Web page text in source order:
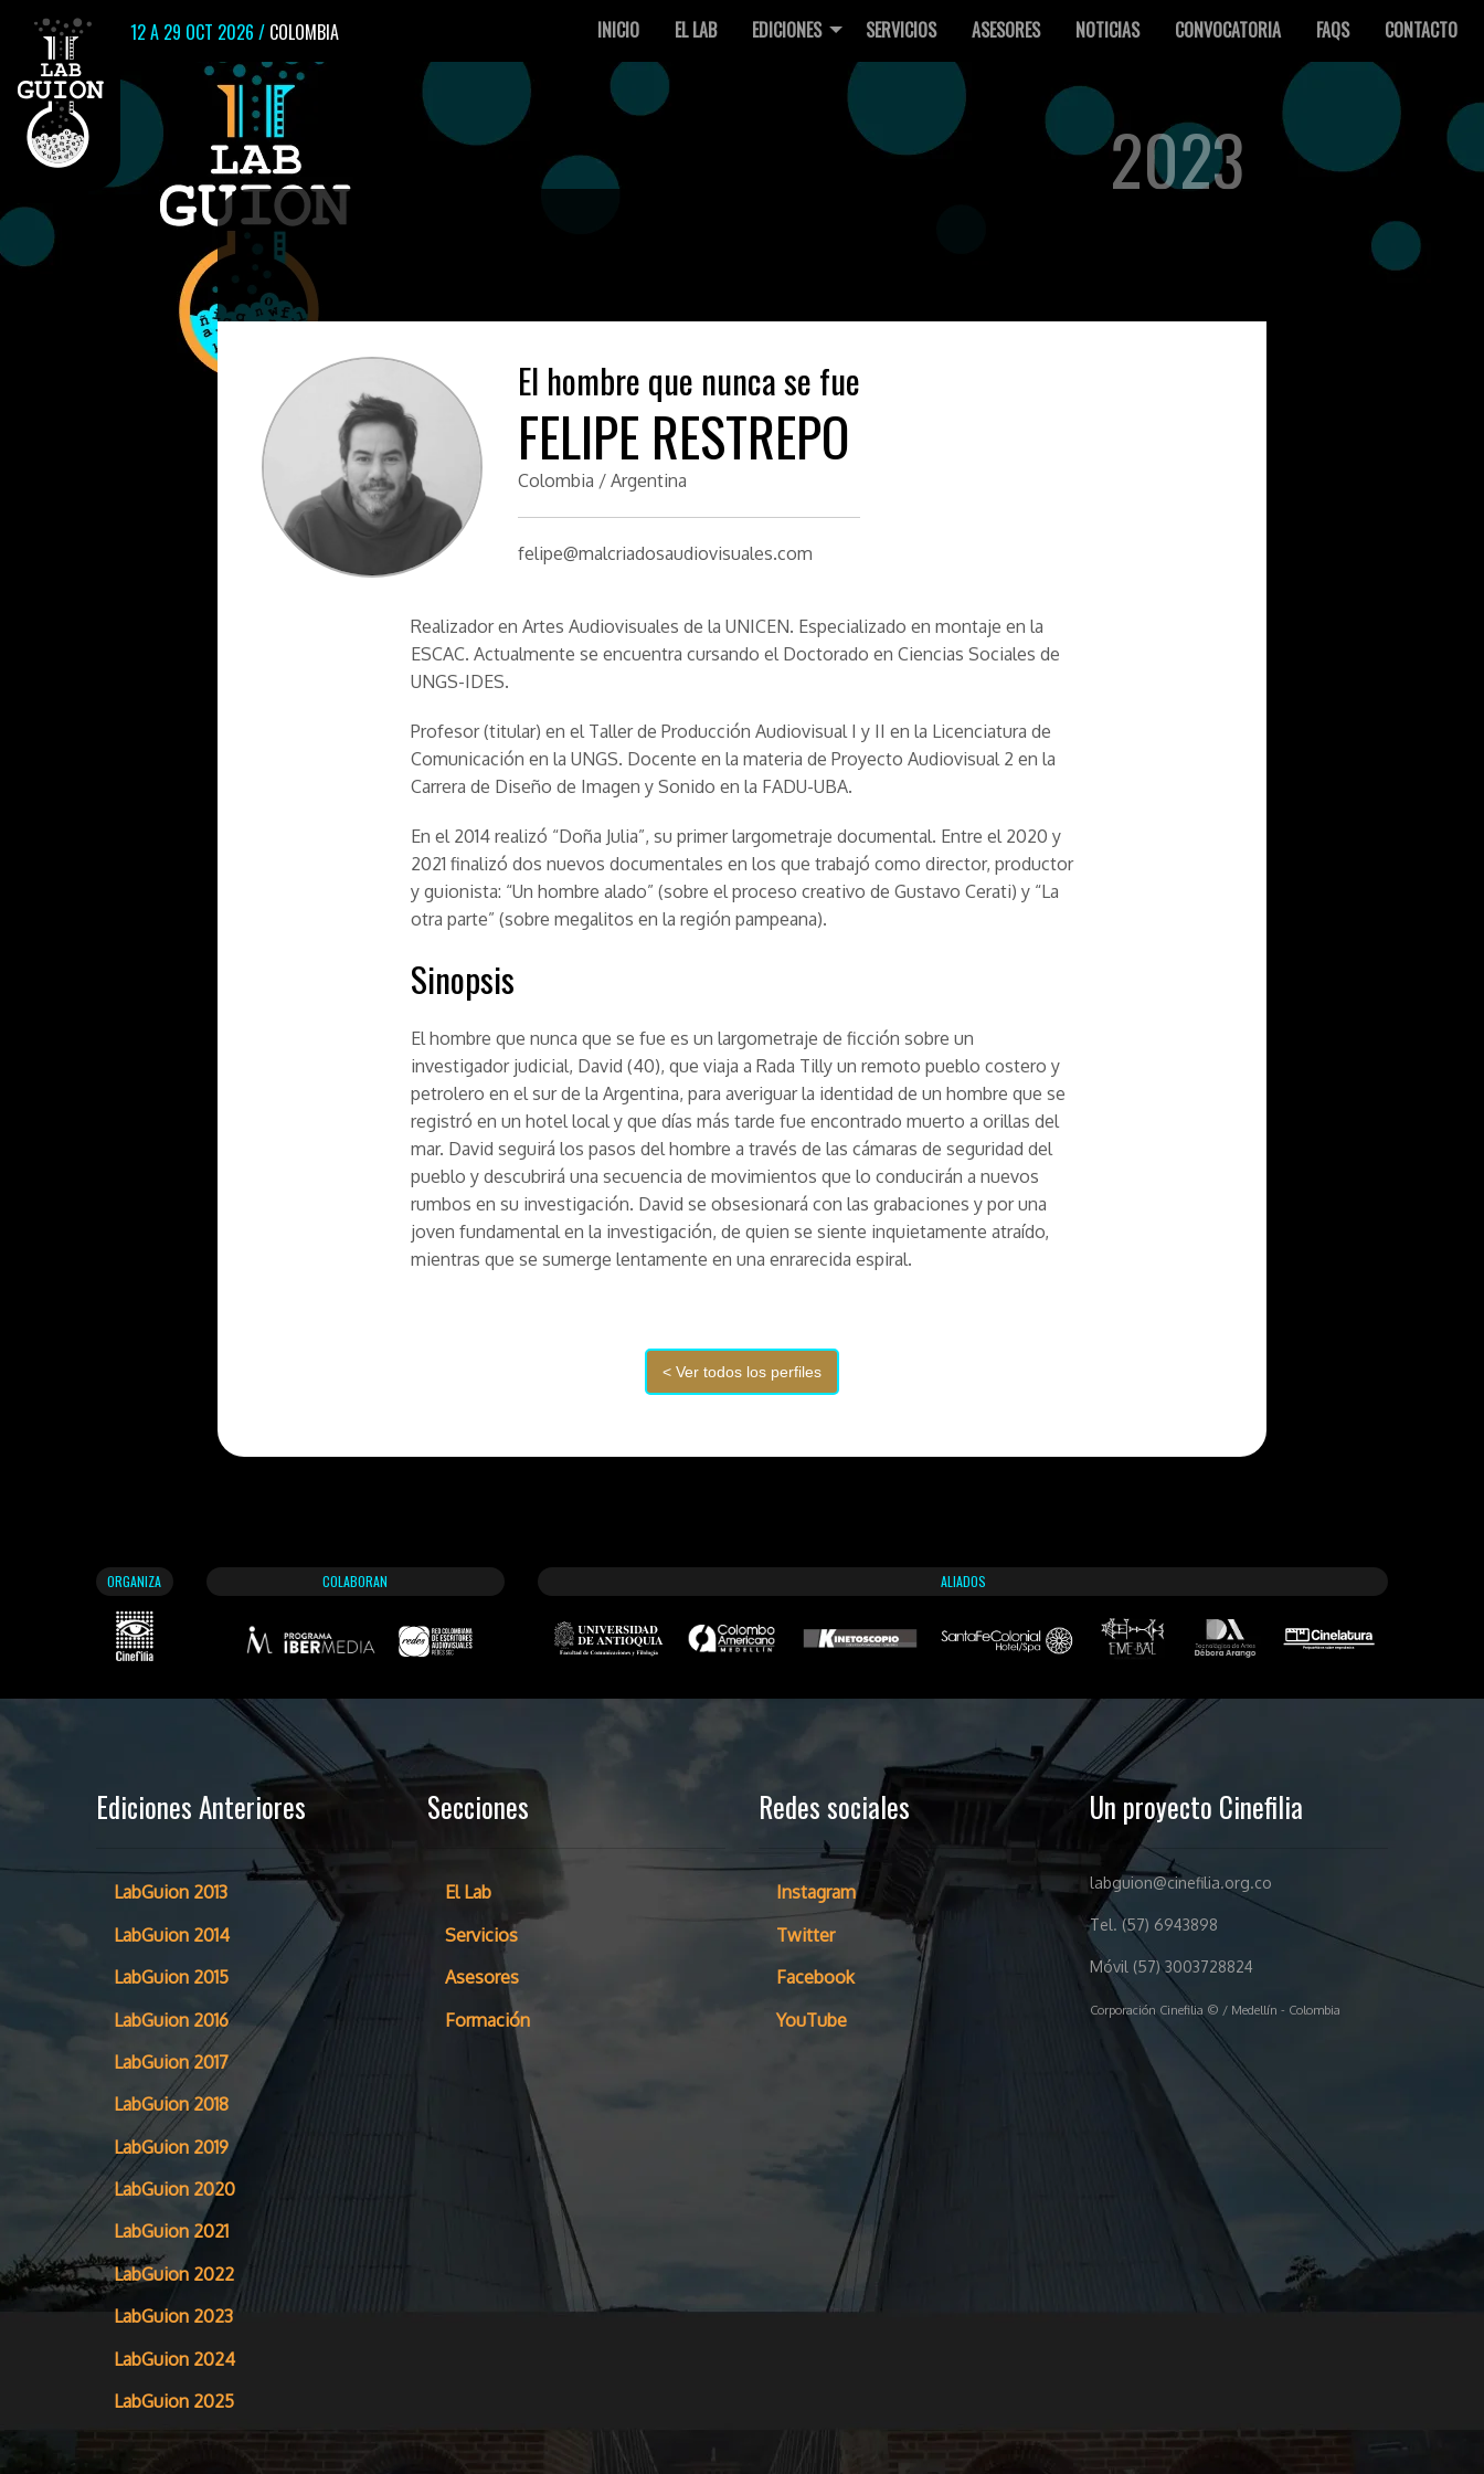
12 A 29 OCT 2026 / COLOMBIA INICIO EL LAB EDICIONES SERVICIOS ASESORES NOTICIAS CONVOCATORIA FAQS CONTACTO
2023
El hombre que nunca se fue
FELIPE RESTREPO
Colombia / Argentina
felipe@malcriadosaudiovisuales.com
Realizador en Artes Audiovisuales de la UNICEN. Especializado en montaje en la
ESCAC. Actualmente se encuentra cursando el Doctorado en Ciencias Sociales de
UNGS-IDES.
Profesor (titular) en el Taller de Producción Audiovisual I y II en la Licenciatura de
Comunicación en la UNGS. Docente en la materia de Proyecto Audiovisual 2 en la
Carrera de Diseño de Imagen y Sonido en la FADU-UBA.
En el 2014 realizó “Doña Julia”, su primer largometraje documental. Entre el 2020 y
2021 finalizó dos nuevos documentales en los que trabajó como director, productor
y guionista: “Un hombre alado” (sobre el proceso creativo de Gustavo Cerati) y “La
otra parte” (sobre megalitos en la región pampeana).
Sinopsis
El hombre que nunca que se fue es un largometraje de ficción sobre un
investigador judicial, David (40), que viaja a Rada Tilly un remoto pueblo costero y
petrolero en el sur de la Argentina, para averiguar la identidad de un hombre que se
registró en un hotel local y que días más tarde fue encontrado muerto a orillas del
mar. David seguirá los pasos del hombre a través de las cámaras de seguridad del
pueblo y descubrirá una secuencia de movimientos que lo conducirán a nuevos
rumbos en su investigación. David se obsesionará con las grabaciones y por una
joven fundamental en la investigación, de quien se siente inquietamente atraído,
mientras que se sumerge lentamente en una enrarecida espiral.
ORGANIZA COLABORAN ALIADOS
Ediciones Anteriores
LabGuion 2013
LabGuion 2014
LabGuion 2015
LabGuion 2016
LabGuion 2017
LabGuion 2018
LabGuion 2019
LabGuion 2020
LabGuion 2021
LabGuion 2022
LabGuion 2023
LabGuion 2024
LabGuion 2025
Secciones
El Lab
Servicios
Asesores
Formación
Redes sociales
Instagram
Twitter
Facebook
YouTube
Un proyecto Cinefilia
labguion@cinefilia.org.co
Tel. (57) 6943898
Móvil (57) 3003728824
Corporación Cinefilia © / Medellín - Colombia